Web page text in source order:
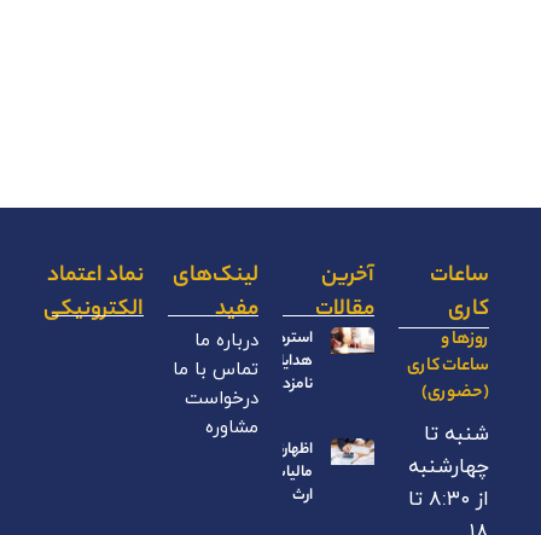
ساعات
کاری
روزها و
ساعات کاری
(حضوری)
شنبه تا
چهارشنبه
از ۸:۳۰ تا
آخرین
مقالات
استرداد
هدایای
نامزدی
اظهارنامه
مالیات بر
ارث
لینک‌های
مفید
درباره ما
تماس با ما
درخواست
مشاوره
نماد اعتماد
الکترونیکی